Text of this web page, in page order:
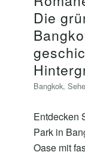
Die
Bangkok,
Entdecken
Park in
Oase mit